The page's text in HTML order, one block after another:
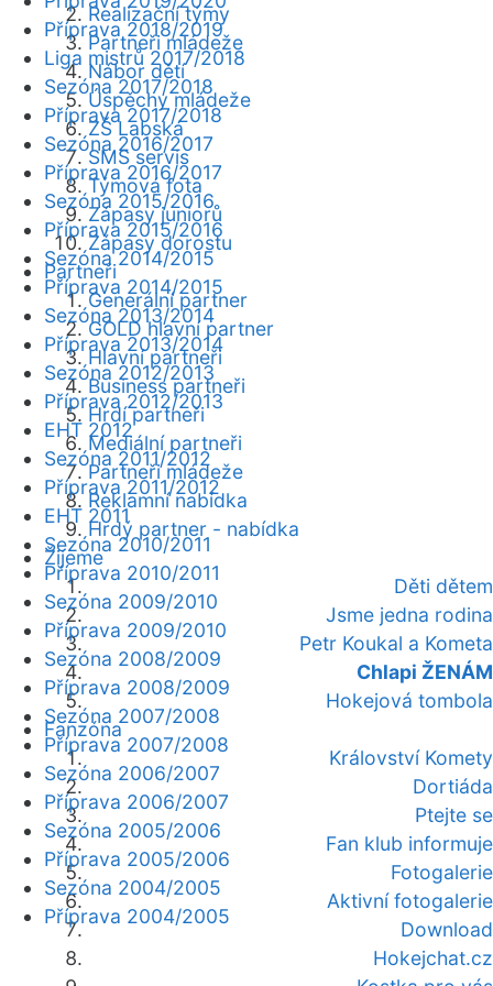
Realizační týmy
Partneři mládeže
Nábor dětí
Úspěchy mládeže
ZŠ Labská
SMS servis
Týmová fota
Zápasy juniorů
Zápasy dorostu
Partneři
Generální partner
GOLD hlavní partner
Hlavní partneři
Business partneři
Hrdí partneři
Mediální partneři
Partneři mládeže
Reklamní nabídka
Hrdý partner - nabídka
Žijeme
Děti dětem
Jsme jedna rodina
Petr Koukal a Kometa
Chlapi ŽENÁM
Hokejová tombola
Fanzóna
Království Komety
Dortiáda
Ptejte se
Fan klub informuje
Fotogalerie
Aktivní fotogalerie
Download
Hokejchat.cz
Příprava 2018/2019
Liga mistrů 2017/2018
Sezóna 2017/2018
Příprava 2017/2018
Sezóna 2016/2017
Příprava 2016/2017
Sezóna 2015/2016
Příprava 2015/2016
Sezóna 2014/2015
Příprava 2014/2015
Sezóna 2013/2014
Příprava 2013/2014
Sezóna 2012/2013
Příprava 2012/2013
EHT 2012
Sezóna 2011/2012
Příprava 2011/2012
EHT 2011
Sezóna 2010/2011
Příprava 2010/2011
Sezóna 2009/2010
Příprava 2009/2010
Sezóna 2008/2009
Příprava 2008/2009
Sezóna 2007/2008
Příprava 2007/2008
Sezóna 2006/2007
Příprava 2006/2007
Sezóna 2005/2006
Příprava 2005/2006
Sezóna 2004/2005
Příprava 2004/2005